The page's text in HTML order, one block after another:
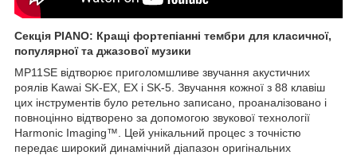
Секція PIANO: Кращі фортепіанні тембри для класичної,
популярної та джазової музики
MP11SE відтворює приголомшливе звучання акустичних
роялів Kawai SK-EX, EX і SK-5. Звучання кожної з 88 клавіш
цих інструментів було ретельно записано, проаналізовано і
повноцінно відтворено за допомогою звукової технології
Harmonic Imaging™. Цей унікальний процес з точністю
передає широкий динамічний діапазон оригінальних